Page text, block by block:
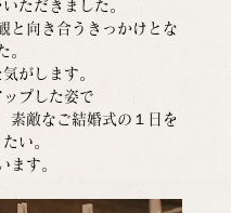
ただきました。
と向き合うきっかけとな
。
がします。
プした姿で
素敵なご結婚式の１日を
い。
ます。